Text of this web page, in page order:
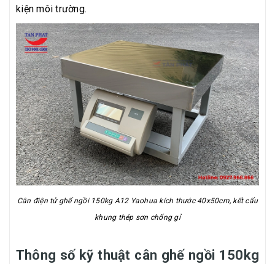
kiện môi trường.
Cân điện tử ghế ngồi 150kg A12 Yaohua kích thước 40x50cm, kết cấu
khung thép sơn chống gỉ
Thông số kỹ thuật cân ghế ngồi 150kg